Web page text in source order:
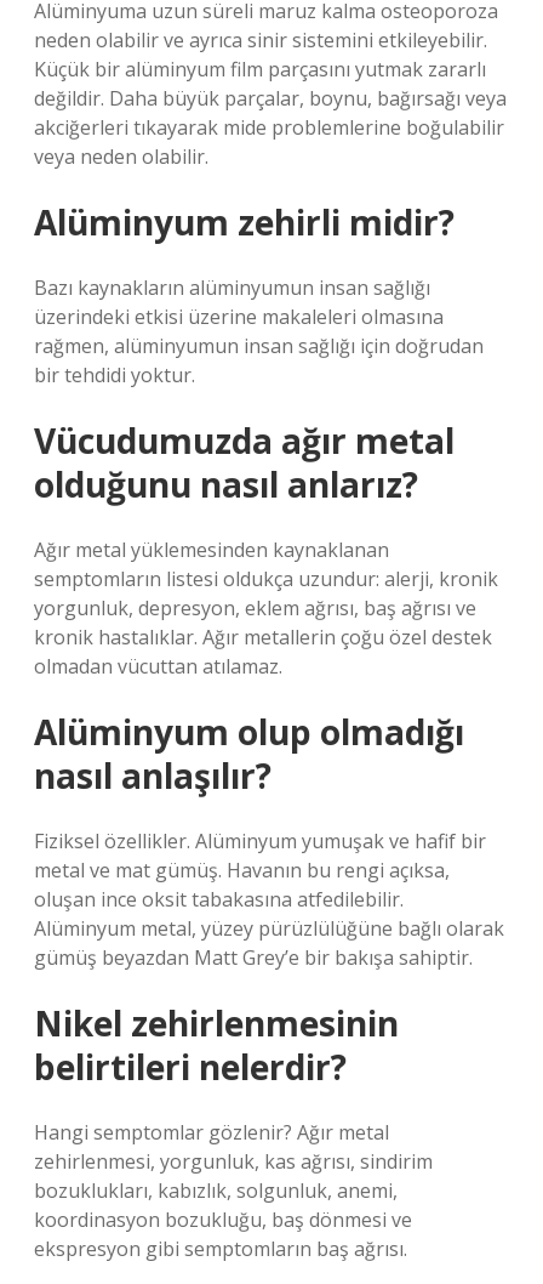
Alüminyuma uzun süreli maruz kalma osteoporoza
neden olabilir ve ayrıca sinir sistemini etkileyebilir.
Küçük bir alüminyum film parçasını yutmak zararlı
değildir. Daha büyük parçalar, boynu, bağırsağı veya
akciğerleri tıkayarak mide problemlerine boğulabilir
veya neden olabilir.
Alüminyum zehirli midir?
Bazı kaynakların alüminyumun insan sağlığı
üzerindeki etkisi üzerine makaleleri olmasına
rağmen, alüminyumun insan sağlığı için doğrudan
bir tehdidi yoktur.
Vücudumuzda ağır metal
olduğunu nasıl anlarız?
Ağır metal yüklemesinden kaynaklanan
semptomların listesi oldukça uzundur: alerji, kronik
yorgunluk, depresyon, eklem ağrısı, baş ağrısı ve
kronik hastalıklar. Ağır metallerin çoğu özel destek
olmadan vücuttan atılamaz.
Alüminyum olup olmadığı
nasıl anlaşılır?
Fiziksel özellikler. Alüminyum yumuşak ve hafif bir
metal ve mat gümüş. Havanın bu rengi açıksa,
oluşan ince oksit tabakasına atfedilebilir.
Alüminyum metal, yüzey pürüzlülüğüne bağlı olarak
gümüş beyazdan Matt Grey’e bir bakışa sahiptir.
Nikel zehirlenmesinin
belirtileri nelerdir?
Hangi semptomlar gözlenir? Ağır metal
zehirlenmesi, yorgunluk, kas ağrısı, sindirim
bozuklukları, kabızlık, solgunluk, anemi,
koordinasyon bozukluğu, baş dönmesi ve
ekspresyon gibi semptomların baş ağrısı.